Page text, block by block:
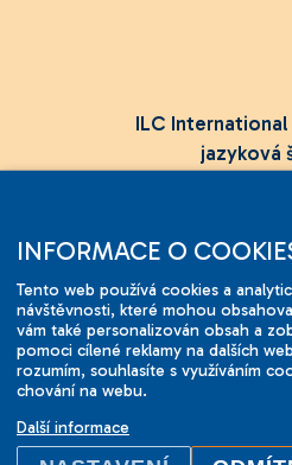
ILC International
jazyková
Design
INFORMACE O
Tento web používá cookies a
návštěvnosti, které mohou
vám také personalizován obsah a
pomoci cílené reklamy na dalších
rozumím, souhlasíte s využíváním
chování na webu.
Další informace